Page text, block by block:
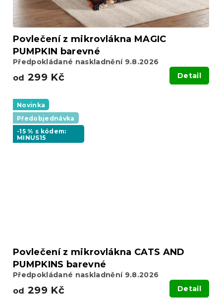
Povlečení z mikrovlákna MAGIC
PUMPKIN barevné
Předpokládané naskladnění 9.8.2026
od 299 Kč Detail
Novinka
Předobjednávka
-15 % s kódem:
MINUS15
Povlečení z mikrovlákna CATS AND
PUMPKINS barevné
Předpokládané naskladnění 9.8.2026
od 299 Kč Detail